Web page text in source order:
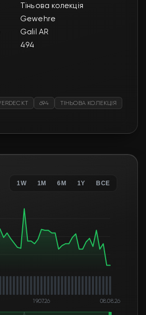
Тіньова колекція
Gewehre
Galil AR
494
694 ТІНЬОВА КОЛЕКЦІЯ
1W 1M 6M 1Y ВСЕ
19.07.26 08.08.26